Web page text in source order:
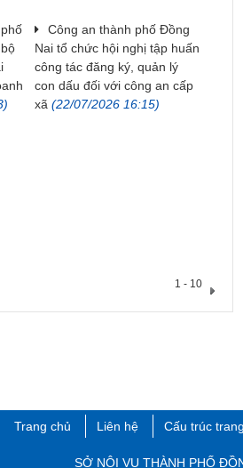
Công an thành phố Đồng
Nai tổ chức hội nghị tập huấn
công tác đăng ký, quản lý
con dấu đối với công an cấp
xã (22/07/2026 16:15)
1 - 10
Trang chủ Liên hệ Cấu trúc trang
​SỞ NỘI VỤ THÀNH PHỐ